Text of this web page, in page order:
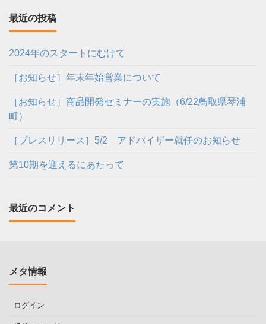
最近の投稿
2024年のスタートにむけて
［お知らせ］年末年始営業について
［お知らせ］商品開発セミナーの実施（6/22鳥取県琴浦
町）
［プレスリリース］5/2 アドバイザー就任のお知らせ
第10期を迎えるにあたって
最近のコメント
メタ情報
ログイン